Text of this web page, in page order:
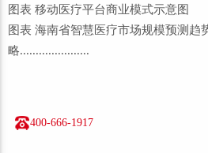
图表 移动医疗平台商业模式示意图
图表 海南省智慧医疗市场规模预测趋
略......................
400-666-1917